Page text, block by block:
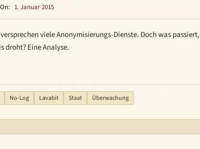
On: 1. Januar 2015
viele Anonymisierungs-Dienste. Doch was
droht? Eine Analyse.
No-Log Lavabit Staat Überwachung